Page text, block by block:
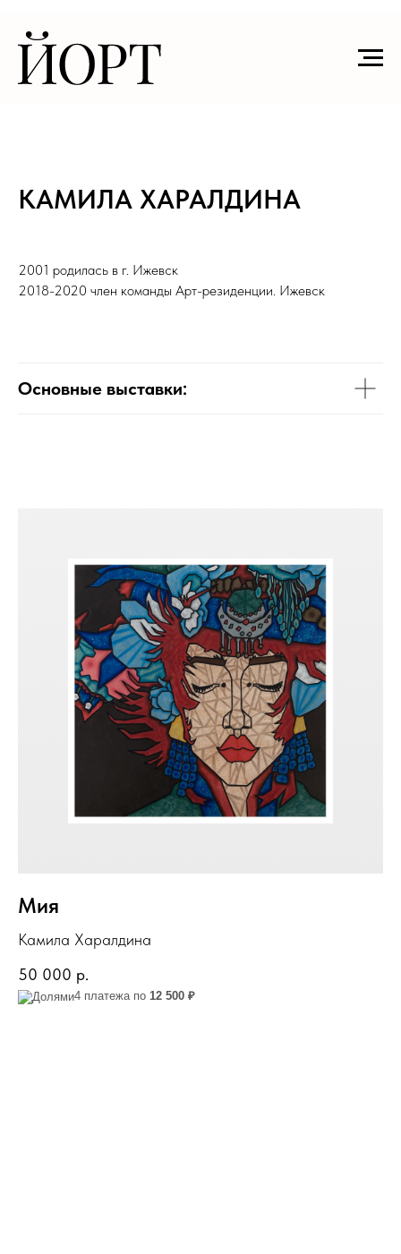
КАМИЛА ХАРАЛДИНА
2001 родилась в г. Ижевск
2018-2020 член команды Арт-резиденции. Ижевск
Основные выставки:
Мия
Камила Харалдина
50 000 р.
4 платежа по 12 500 ₽